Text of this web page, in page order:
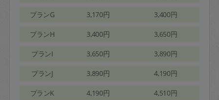
プランG 3,170円 3,400円
プランH 3,400円 3,650円
プランI 3,650円 3,890円
プランJ 3,890円 4,190円
プランK 4,190円 4,510円